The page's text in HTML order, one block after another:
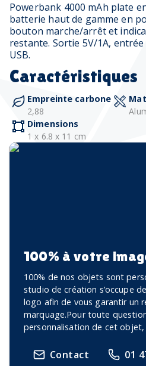
Powerbank 4000 mAh plate
batterie haut de gamme en
bouton marche/arrêt et
restante. Sortie 5V/1A, entrée
USB.
Caractéristiques
Empreinte carbone
2,88
Dimensions
1 x 6.8 x 11 cm
100% à votre
100% de nos objets sont
studio de création s’occupe
logo afin de vous garantir un
marquage.Pour toute
personnalisation de cet
Contact 01